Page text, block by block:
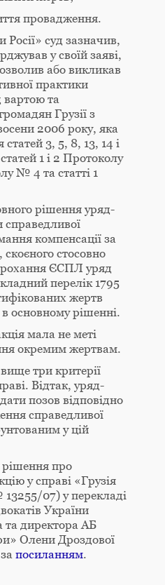
провадження.
Росії» суд зазначив,
у своїй заяві,
або викликав
практики
та
Грузії з
2006 року, яка
3, 5, 8, 13, 14 і
1 і 2 Протоколу
№ 4 та статті 1
рішення уряд-
компенсації за
стосовно
ЄСПЛ уряд
перелік 1795
жертв
основному рішенні.
мала не меті
окремим жертвам.
три критерії
Відтак, уряд-
позов відповідно
справедливої
у цій
рішення про
у справі «Грузія
07) у перекладі
України
та директора АБ
Олени Дроздової
посиланням.